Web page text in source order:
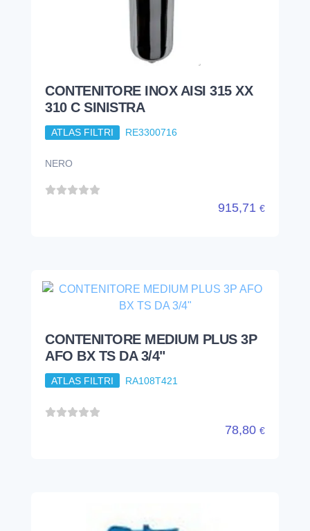
CONTENITORE INOX AISI 315 XX
310 C SINISTRA
ATLAS FILTRI RE3300716
NERO
915,71 €
CONTENITORE MEDIUM PLUS 3P
AFO BX TS DA 3/4"
ATLAS FILTRI RA108T421
78,80 €